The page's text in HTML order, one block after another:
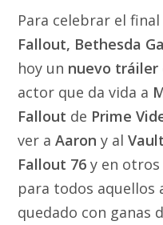
Para celebrar el
Fallout, Bethesda
hoy un nuevo tráiler
actor que da vida a
Fallout de Prime
ver aAarony al
Fallout 76 y en
para todos aquellos
quedado con ganas